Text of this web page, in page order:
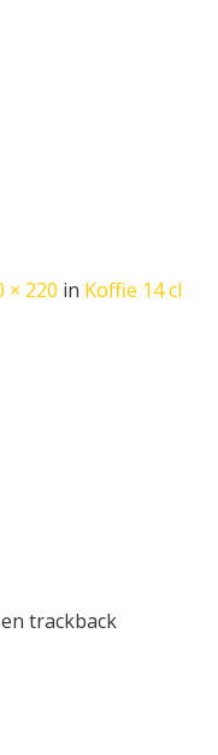
× 220 in Koffie 14 cl
trackback